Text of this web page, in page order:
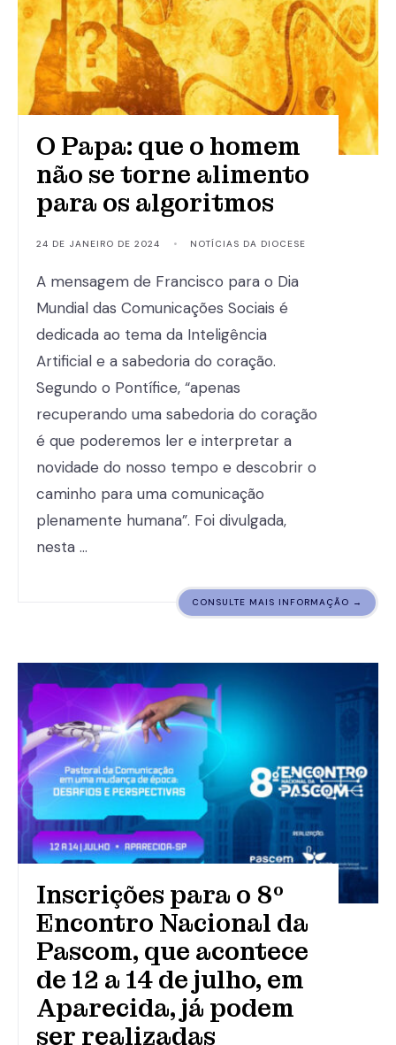
O Papa: que o homem
não se torne alimento
para os algoritmos
24 DE JANEIRO DE 2024 • NOTÍCIAS DA DIOCESE
A mensagem de Francisco para o Dia
Mundial das Comunicações Sociais é
dedicada ao tema da Inteligência
Artificial e a sabedoria do coração.
Segundo o Pontífice, “apenas
recuperando uma sabedoria do coração
é que poderemos ler e interpretar a
novidade do nosso tempo e descobrir o
caminho para uma comunicação
plenamente humana”. Foi divulgada,
nesta …
CONSULTE MAIS INFORMAÇÃO →
Inscrições para o 8º
Encontro Nacional da
Pascom, que acontece
de 12 a 14 de julho, em
Aparecida, já podem
ser realizadas